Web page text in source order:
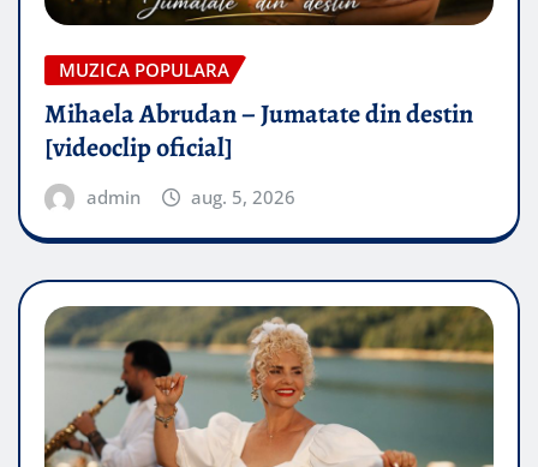
MUZICA POPULARA
Mihaela Abrudan – Jumatate din destin
[videoclip oficial]
admin aug. 5, 2026